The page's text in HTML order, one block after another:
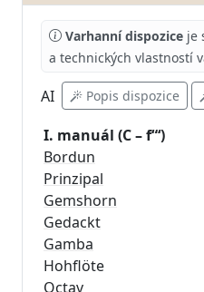
Varhanní dispozice je
a technických vlastností
AI Popis dispozice
I. manuál (C – f“‘)
Bordun
Prinzipal
Gemshorn
Gedackt
Gamba
Hohflöte
Octav